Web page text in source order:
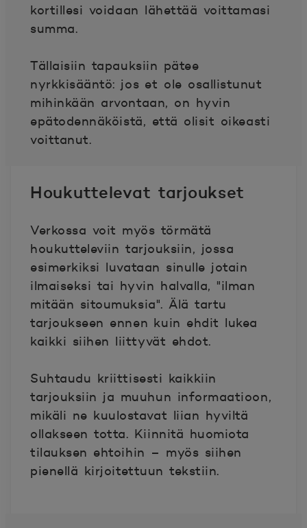
kortillesi voidaan lähettää voittamasi
summa.
Tällaisiin tapauksiin pätee
nyrkkisääntö: jos et ole osallistunut
mihinkään arvontaan, on hyvin
epätodennäköistä, että olisit oikeasti
voittanut.
Houkuttelevat tarjoukset
Verkossa voit myös törmätä
houkutteleviin tarjouksiin, jossa
esimerkiksi luvataan sinulle jotain
ilmaiseksi tai hyvin halvalla, "ilman
mitään sitoumuksia". Älä tartu
tarjoukseen ennen kuin ehdit lukea
kaikki siihen liittyvät ehdot.
Suhtaudu kriittisesti kaikkiin
tarjouksiin ja muuhun informaatioon,
mikäli ne kuulostavat liian hyviltä
ollakseen totta. Kiinnitä huomiota
tilauksen ehtoihin – myös siihen
pienellä kirjoitettuun tekstiin.